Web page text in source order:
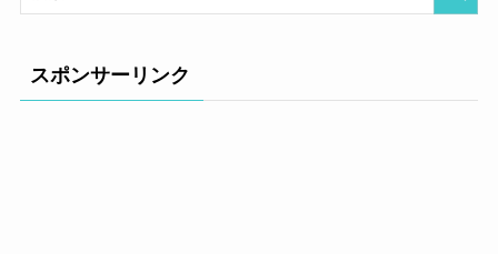
スポンサーリンク